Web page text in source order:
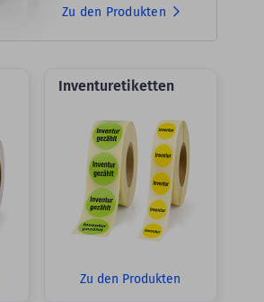
Zu den Produkten
Inventuretiketten
Zu den Produkten